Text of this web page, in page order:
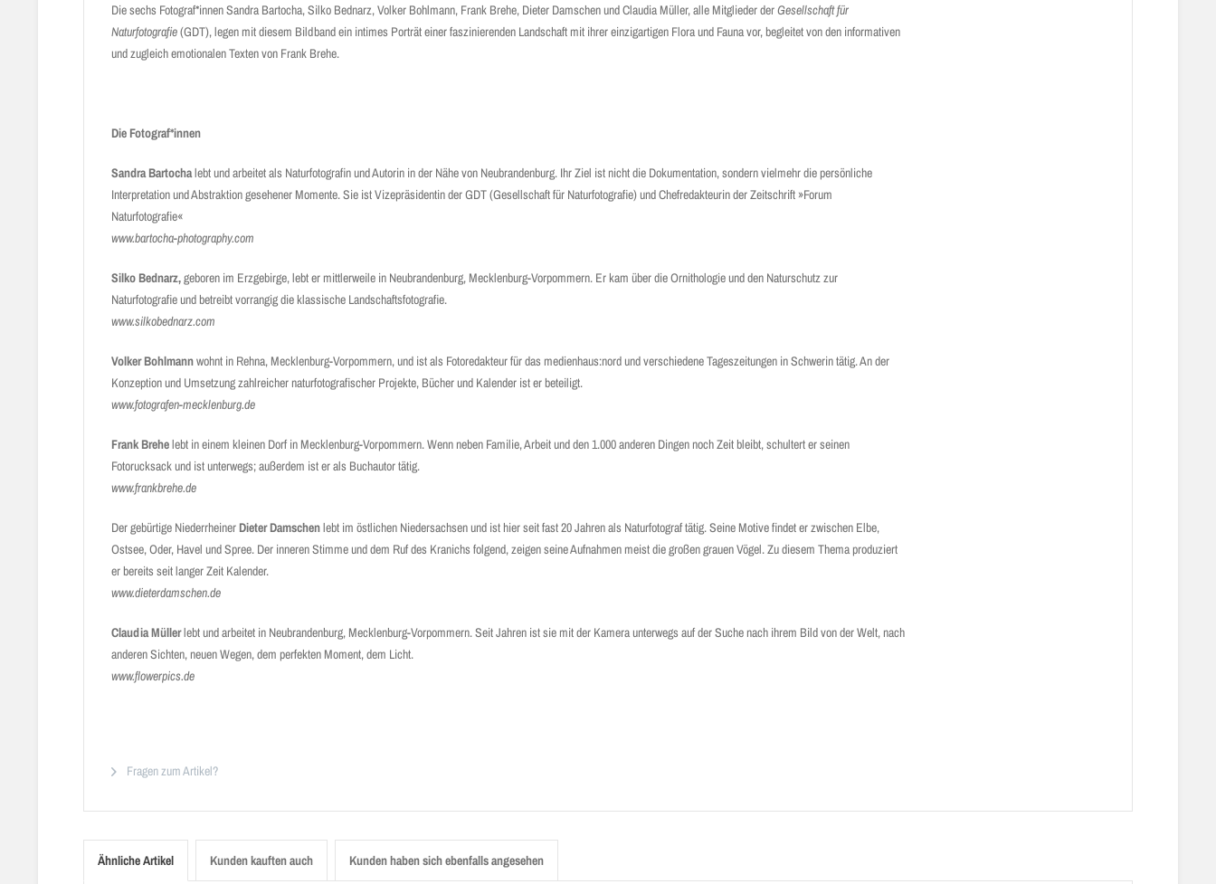
Die sechs Fotograf*innen Sandra Bartocha, Silko Bednarz, Volker Bohlmann, Frank Brehe, Dieter Damschen und Claudia Müller, alle Mitglieder derGesellschaft für
Naturfotografie(GDT), legen mit diesem Bildband ein intimes Porträt einer faszinierenden Landschaft mit ihrer einzigartigen Flora und Fauna vor, begleitet von den informativen
und zugleich emotionalen Texten von Frank Brehe.
Die Fotograf*innen
Sandra Bartochalebt und arbeitet als Naturfotografin und Autorin in der Nähe von Neubrandenburg. Ihr Ziel ist nicht die Dokumentation, sondern vielmehr die persönliche
Interpretation und Abstraktion gesehener Momente. Sie ist Vizepräsidentin der GDT (Gesellschaft für Naturfotografie) und Chefredakteurin der Zeitschrift »Forum
Naturfotografie«
www.bartocha-photography.com
Silko Bednarz,geboren im Erzgebirge, lebt er mittlerweile in Neubrandenburg, Mecklenburg-Vorpommern. Er kam über die Ornithologie und den Naturschutz zur
Naturfotografie und betreibt vorrangig die klassische Landschaftsfotografie.
www.silkobednarz.com
Volker Bohlmannwohnt in Rehna, Mecklenburg-Vorpommern, und ist als Fotoredakteur für das medienhaus:nord und verschiedene Tageszeitungen in Schwerin tätig. An der
Konzeption und Umsetzung zahlreicher naturfotografischer Projekte, Bücher und Kalender ist er beteiligt.
www.fotografen-mecklenburg.de
Frank Brehelebt in einem kleinen Dorf in Mecklenburg-Vorpommern. Wenn neben Familie, Arbeit und den 1.000 anderen Dingen noch Zeit bleibt, schultert er seinen
Fotorucksack und ist unterwegs; außerdem ist er als Buchautor tätig.
www.frankbrehe.de
Der gebürtige Niederrheiner Dieter Damschenlebt im östlichen Niedersachsen und ist hier seit fast 20 Jahren als Naturfotograf tätig. Seine Motive findet er zwischen Elbe,
Ostsee, Oder, Havel und Spree. Der inneren Stimme und dem Ruf des Kranichs folgend, zeigen seine Aufnahmen meist die großen grauen Vögel. Zu diesem Thema produziert
er bereits seit langer Zeit Kalender.
www.dieterdamschen.de
Claudia Müllerlebt und arbeitet in Neubrandenburg, Mecklenburg-Vorpommern. Seit Jahren ist sie mit der Kamera unterwegs auf der Suche nach ihrem Bild von der Welt, nach
anderen Sichten, neuen Wegen, dem perfekten Moment, dem Licht.
www.flowerpics.de
Fragen zum Artikel?
Ähnliche Artikel Kunden kauften auch Kunden haben sich ebenfalls angesehen